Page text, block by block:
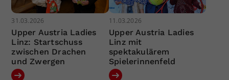
31.03.2026
Upper Austria Ladies
Linz: Startschuss
zwischen Drachen
und Zwergen
11.03.2026
Upper Austria Ladies
Linz mit
spektakulärem
Spielerinnenfeld